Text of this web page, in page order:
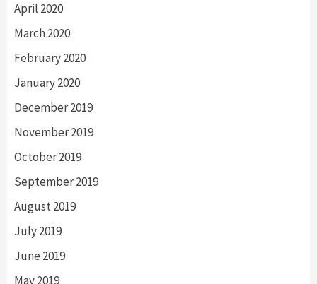
April 2020
March 2020
February 2020
January 2020
December 2019
November 2019
October 2019
September 2019
August 2019
July 2019
June 2019
May 2019